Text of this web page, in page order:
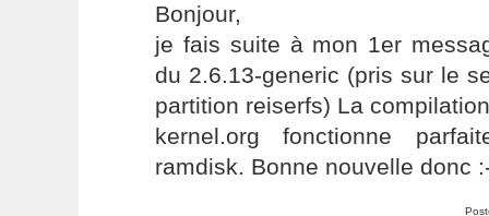
Bonjour,
je fais suite à mon 1er
du 2.6.13-generic (pris sur le
partition reiserfs) La
kernel.org fonctionne
ramdisk. Bonne nouvelle donc